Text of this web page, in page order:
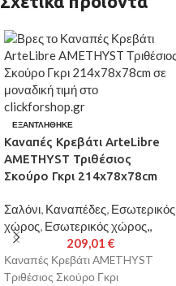
ΕΞΑΝΤΛΉΘΗΚΕ
Καναπές Κρεβάτι ArteLibre
AMETHYST Τριθέσιος
Σκούρο Γκρι 214x78x78cm
Σαλόνι, Καναπέδες, Εσωτερικός
χώρος, Εσωτερικός χώρος,,
209,01 €
Καναπές Κρεβάτι AMETHYST
Τριθέσιος Σκούρο Γκρι